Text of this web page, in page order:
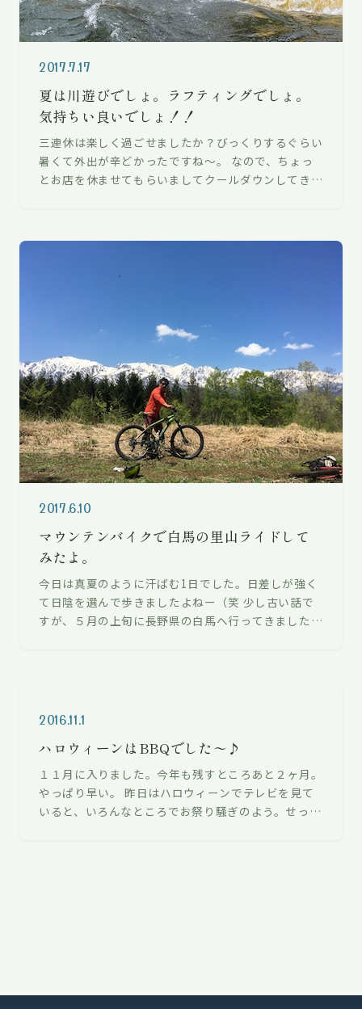
2017.7.17
夏は川遊びでしょ。ラフティングでしょ。
気持ちい良いでしょ！！
三連休は楽しく過ごせましたか？びっくりするぐらい
暑くて外出が辛どかったですね〜。 なので、ちょっ
とお店を休ませてもらいましてクールダウンしてきま
2017.6.10
マウンテンバイクで白馬の里山ライドして
みたよ。
今日は真夏のように汗ばむ1日でした。日差しが強く
て日陰を選んで歩きましたよねー（笑 少し古い話で
すが、５月の上旬に長野県の白馬へ行ってきました。
2016.11.1
ハロウィーンはBBQでした〜♪
１１月に入りました。今年も残すところあと２ヶ月。
やっぱり早い。 昨日はハロウィーンでテレビを見て
いると、いろんなところでお祭り騒ぎのよう。せっか